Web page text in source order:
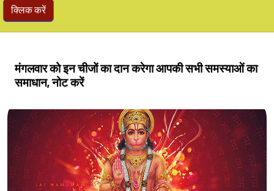
क्लिक करें
मंगलवार को इन चीजों का दान करेगा आपकी सभी समस्याओं का
समाधान, नोट करें